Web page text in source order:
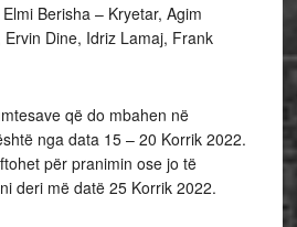
Berisha – Kryetar, Agim
Dine, Idriz Lamaj, Frank
që do mbahen në
nga data 15 – 20 Korrik 2022.
për pranimin ose jo të
deri më datë 25 Korrik 2022.